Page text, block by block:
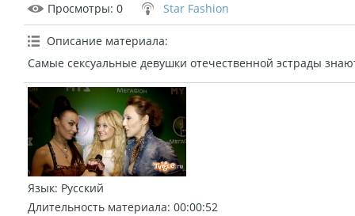
Просмотры: 0 Star Fashion
Описание материала:
Самые сексуальные девушки отечественной эстрады
Язык: Русский
Длительность материала: 00:00:52